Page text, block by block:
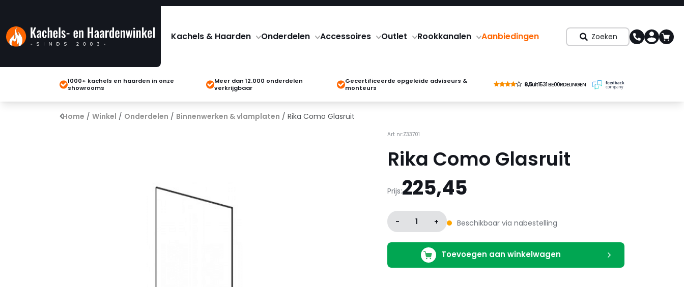
Kachels & Haarden Onderdelen Accessoires Outlet Rookkanalen Aanbiedingen Zoeken
1000+ kachels en haarden in onze
showrooms
Meer dan 12.000 onderdelen
verkrijgbaar
Gecertificeerde opgeleide adviseurs &
monteurs
8,5uit1531 BE00RDELINGEN
Home / Winkel / Onderdelen / Binnenwerken & vlamplaten / Rika Como Glasruit
Art nr:Z33701
Rika Como Glasruit
Prijs:225,45
- 1 + Beschikbaar via nabestelling
Toevoegen aan winkelwagen